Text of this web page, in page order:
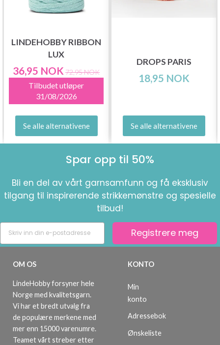
LINDEHOBBY RIBBON
LUX
36,95 NOK 72,95 NOK
Tilbudet utløper
31/08/2026
Se alle alternativene
DROPS PARIS
18,95 NOK
Se alle alternativene
Spar opp til 50%
Bli en del av vårt garnsamfunn og få eksklusiv
tilgang til inspirerende strikkemønstre og spesielle
tilbud!
Registrere meg
OM OS
LindeHobby forsyner hele
Norge med kvalitetsgarn.
Vi har et bredt utvalg fra
de populære merkene med
mer enn 15000 varenumre.
Teamet vårt streber etter
KONTO
Min
konto
Adressebok
Ønskeliste